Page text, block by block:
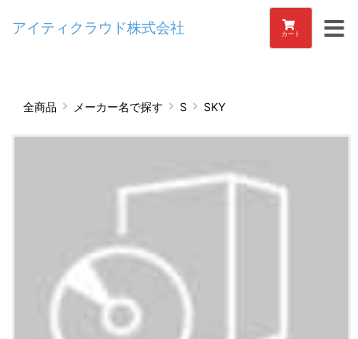
アイティクラウド株式会社 カート
全商品 メーカー名で探す S SKY